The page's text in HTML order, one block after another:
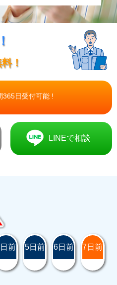
！
365日受付可能 !
LINEで相談
前 5日前 6日前 7日前